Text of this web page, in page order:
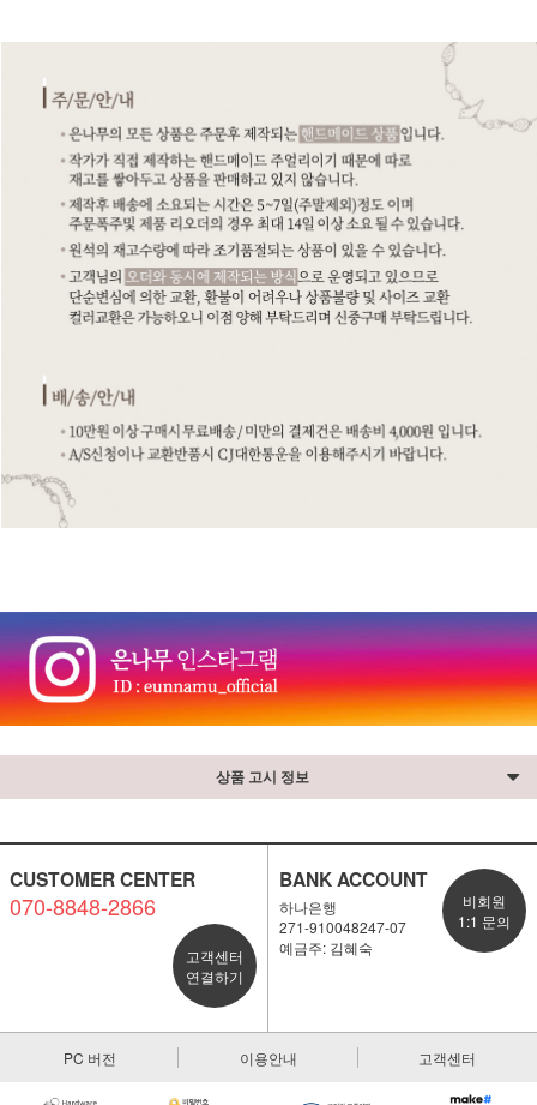
상품 고시 정보
CUSTOMER CENTER
070-8848-2866
고객센터
연결하기
BANK ACCOUNT
하나은행
271-910048247-07
예금주: 김혜숙
비회원
1:1 문의
PC 버전 이용안내 고객센터